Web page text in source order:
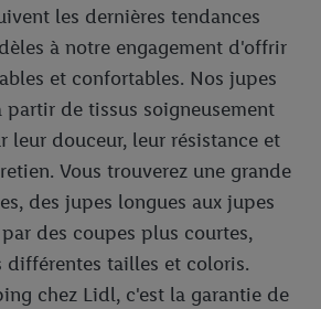
les dernières tendances
à notre engagement d'offrir
et confortables. Nos jupes
partir de tissus soigneusement
leur douceur, leur résistance et
Vous trouverez une grande
des jupes longues aux jupes
des coupes plus courtes,
différentes tailles et coloris.
chez Lidl, c'est la garantie de